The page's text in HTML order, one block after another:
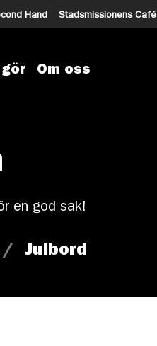
Hand Stadsmissionens Café
gör Om oss
en god sak!
/ Julbord